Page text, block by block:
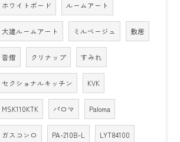
ホワイトボード ルームアート
大建ルームアート ミルベージュ 敷居
沓摺 クリナップ すみれ
セクショナルキッチン KVK
MSK110KTK パロマ Paloma
ガスコンロ PA-210B-L LYT84100